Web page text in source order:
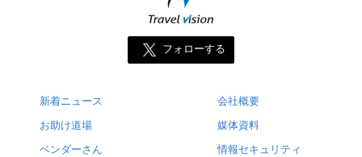
フォローする
新着ニュース
お助け道場
ベンダーさん
会社概要
媒体資料
情報セキュリティ